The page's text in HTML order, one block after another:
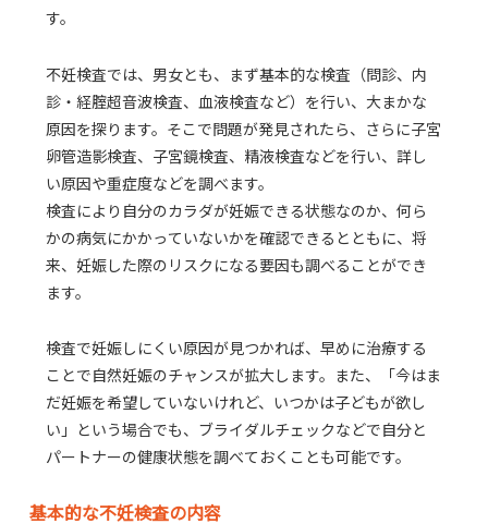
す。
不妊検査では、男女とも、まず基本的な検査（問診、内
診・経腟超音波検査、血液検査など）を行い、大まかな
原因を探ります。そこで問題が発見されたら、さらに子宮
卵管造影検査、子宮鏡検査、精液検査などを行い、詳し
い原因や重症度などを調べます。
検査により自分のカラダが妊娠できる状態なのか、何ら
かの病気にかかっていないかを確認できるとともに、将
来、妊娠した際のリスクになる要因も調べることができ
ます。
検査で妊娠しにくい原因が見つかれば、早めに治療する
ことで自然妊娠のチャンスが拡大します。また、「今はま
だ妊娠を希望していないけれど、いつかは子どもが欲し
い」という場合でも、ブライダルチェックなどで自分と
パートナーの健康状態を調べておくことも可能です。
基本的な不妊検査の内容